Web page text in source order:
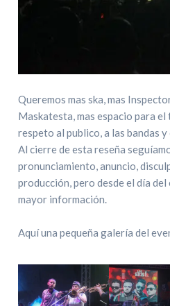
Queremos mas ska, mas
Maskatesta, mas espacio para
respeto al publico, a las bandas
Al cierre de esta reseña
pronunciamiento, anuncio,
producción, pero desde el día
mayor información.
Aquí una pequeña galería del